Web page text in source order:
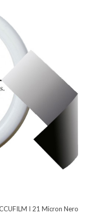
I 21 Micron Nero